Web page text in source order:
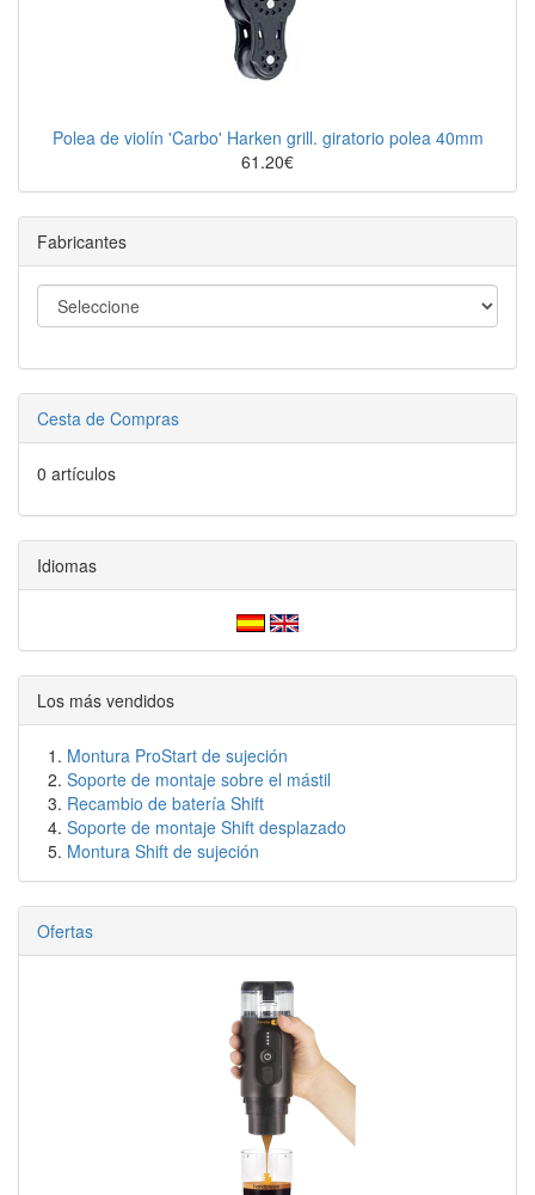
Polea de violín 'Carbo' Harken grill. giratorio polea 40mm
61.20€
Fabricantes
Cesta de Compras
0 artículos
Idiomas
Los más vendidos
Montura ProStart de sujeción
Soporte de montaje sobre el mástil
Recambio de batería Shift
Soporte de montaje Shift desplazado
Montura Shift de sujeción
Ofertas